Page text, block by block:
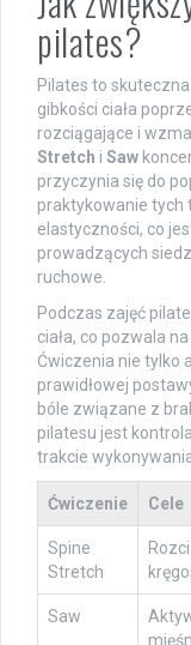
pilates?
Pilates to
gibkości ciała
rozciągające i
Stretch i Saw
przyczynia się do
praktykowanie tych
elastyczności, co
prowadzących
ruchowe.
Podczas zajęć
ciała, co pozwala
Ćwiczenia nie tylko
prawidłowej
bóle związane z
pilatesu jest
trakcie
Ćwiczenie Cele
Spine
Stretch
Saw